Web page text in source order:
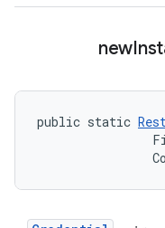
new
public static